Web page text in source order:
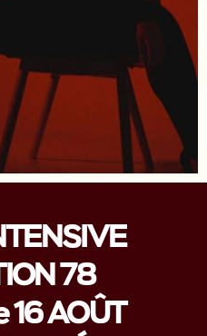
78
16 AOÛT